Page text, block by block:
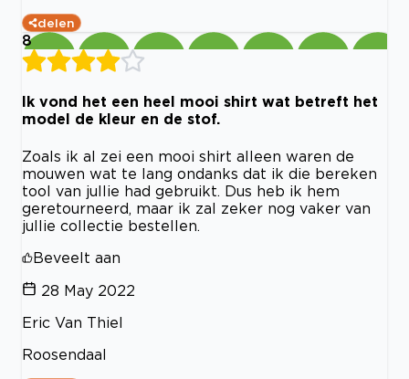
delen
8
Ik vond het een heel mooi shirt wat betreft het
model de kleur en de stof.
Zoals ik al zei een mooi shirt alleen waren de
mouwen wat te lang ondanks dat ik die bereken
tool van jullie had gebruikt. Dus heb ik hem
geretourneerd, maar ik zal zeker nog vaker van
jullie collectie bestellen.
Beveelt aan
28 May 2022
Eric Van Thiel
Roosendaal